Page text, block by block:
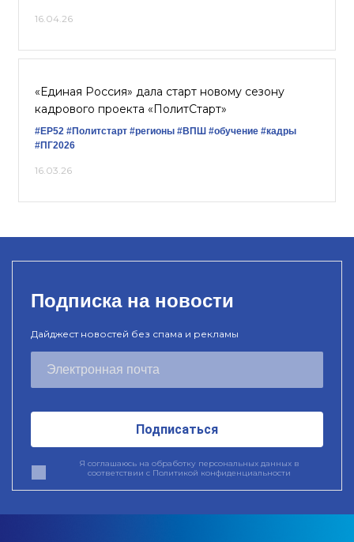
16.04.26
«Единая Россия» дала старт новому сезону
кадрового проекта «ПолитСтарт»
#ЕР52 #Политстарт #регионы #ВПШ #обучение #кадры
#ПГ2026
16.03.26
Подписка на новости
Дайджест новостей без спама и рекламы
Подписаться
Я соглашаюсь на обработку персональных данных в
соответствии с Политикой конфиденциальности